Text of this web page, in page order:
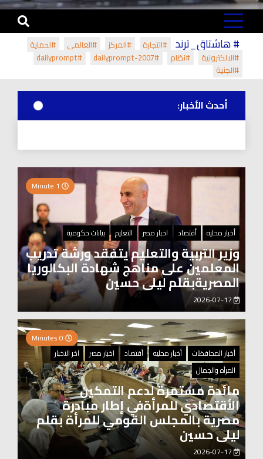
# هاشتاق_ترند #التجارة #المركز #العالمي
#لحماية
#الالكترونية
#نظام #dailyprompt-2007
#dailyprompt
#الجنية
أحدث الأخبار:
أخبار محليه أقتصاد اخبار مصر التعليم بيانات حكومية
وزير التربية والتعليم يتفقد ورشة تدريب
المعلمين على مناهج شهادة البكالوريا
المصريةبقلم ليلى حسين
أخبار المحافظات
أخبار محليه أقتصاد اخبار مصر
اخر الاخبار
المرأه والجمال
مائدة مستمرة لدعم التمكين
الأقتصادي للمرأةفي إطار مبادرة
مصرية بالمجلس القومي للمرأة بقلم
ليلى حسين
2026-07-17